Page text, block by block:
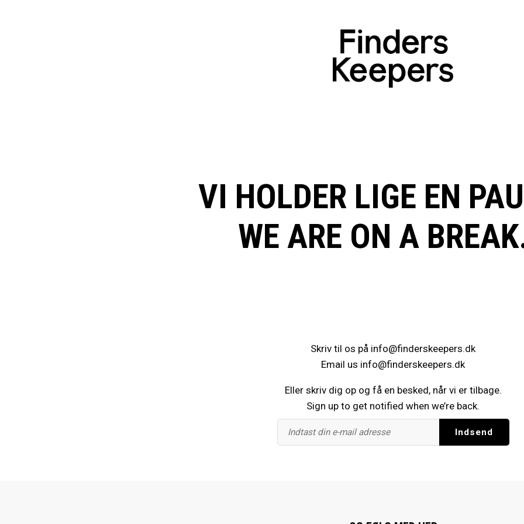
VI HOLDER LIGE EN
WE ARE ON A
Skriv til os på info@finderskeepers.dk
Email us info@finderskeepers.dk
Eller skriv dig op og få en besked, når vi er tilbage.
Sign up to get notified when we’re back.